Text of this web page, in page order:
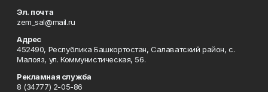
Эл. почта
zem_sal@mail.ru
Адрес
452490, Республика Башкортостан, Салаватский район, с.
Малояз, ул. Коммунистическая, 56.
Рекламная служба
8 (34777) 2-05-86